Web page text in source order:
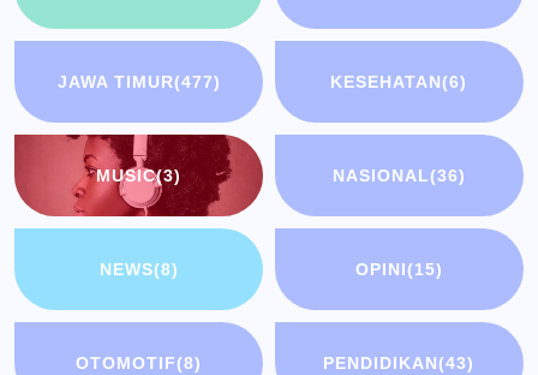
JAWA TIMUR(477) KESEHATAN(6)
MUSIC(3) NASIONAL(36)
NEWS(8) OPINI(15)
OTOMOTIF(8) PENDIDIKAN(43)